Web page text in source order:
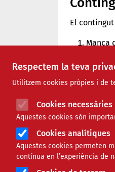
Respectem la teva
Utilitzem cookies pròpies i de
Cookies necessàries
Aquestes cookies són
Cookies analítiques
Aquestes cookies permeten
contínua en l’experiència de
El
Manca
El
El